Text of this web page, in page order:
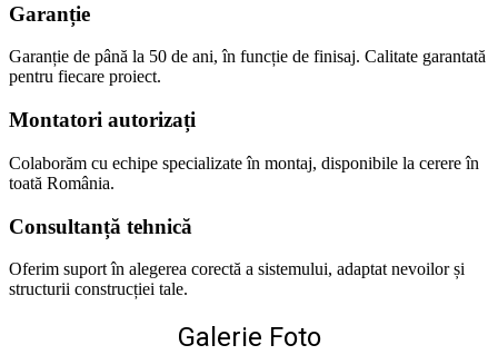
Garanție
Garanție de până la 50 de ani, în funcție de finisaj. Calitate garantată
pentru fiecare proiect.
Montatori autorizați
Colaborăm cu echipe specializate în montaj, disponibile la cerere în
toată România.
Consultanță tehnică
Oferim suport în alegerea corectă a sistemului, adaptat nevoilor și
structurii construcției tale.
Galerie Foto